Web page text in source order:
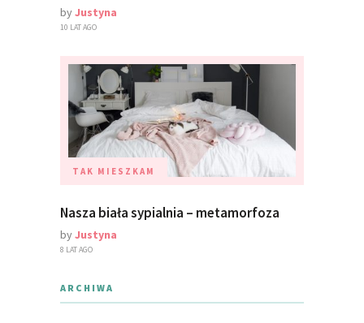
byJustyna
10 LAT AGO
TAK MIESZKAM
Nasza biała sypialnia – metamorfoza
byJustyna
8 LAT AGO
ARCHIWA